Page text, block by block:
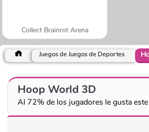
Collect Brainrot Arena
Juegos de Juegos de Deportes
Hoop World 3D
Al 72% de los jugadores le gusta